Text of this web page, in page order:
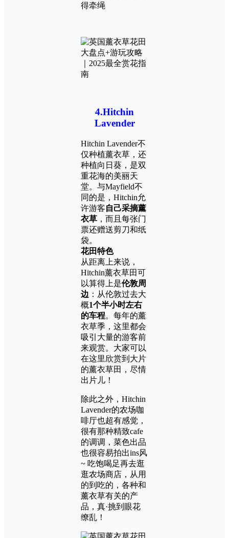
得牵绳
4.Hitchin
Lavender
Hitchin Lavender不
仅种植薰衣草，还
种植向日葵，是双
重花海的美丽天
堂。与Mayfield不
同的是，Hitchin允
许游客自己采摘薰
衣草 ，而且每张门
票还赠送剪刀和纸
袋。
花田特色
从距离上来说，
Hitchin薰衣草田可
以算得上是伦敦周
边 ：从伦敦过去大
概1个半小时左右
的车程。每年的薰
衣草季，这里都会
吸引大量的游客前
来观赏。大家可以
在这里欣赏到大片
的薰衣草田，尽情
出片儿！
除此之外，Hitchin
Lavender的农场咖
啡厅也超有感觉，
很有那种精致cafe
的调调，菜色出品
也很容易拍出ins风
~ 吃饱喝足再去逛
逛农场商店，从用
的到吃的，各种和
薰衣草有关的产
品，真·挑到眼花
缭乱！